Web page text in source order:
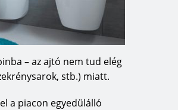
– az ajtó nem tud elég
stb.) miatt.
a piacon egyedülálló